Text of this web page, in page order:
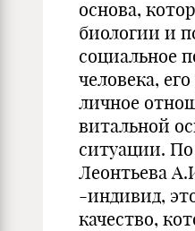
основа,
биологии и
социальное
человека,
личное
витальной
ситуации.
Леонтьева
-индивид,
качество,